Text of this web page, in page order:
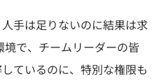
手は足りないのに結果は求
で、チームリーダーの皆
ているのに、特別な権限も